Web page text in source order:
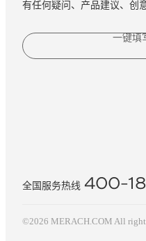
有任何疑问、产品建议、创
一键填
全国服务热线 400-
©2026 MERACH.COM All